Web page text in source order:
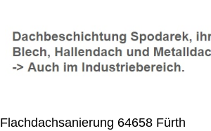
Flachdachsanierung 64658 Fürth